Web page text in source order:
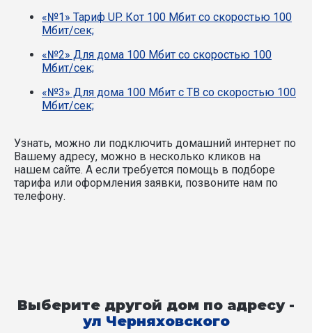
«№1» Тариф UP. Кот 100 Мбит со скоростью 100
Мбит/сек;
«№2» Для дома 100 Мбит со скоростью 100
Мбит/сек;
«№3» Для дома 100 Мбит с ТВ со скоростью 100
Мбит/сек;
Узнать, можно ли подключить домашний интернет по
Вашему адресу, можно в несколько кликов на
нашем сайте. А если требуется помощь в подборе
тарифа или оформления заявки, позвоните нам по
телефону.
Выберите другой дом по адресу -
ул Черняховского